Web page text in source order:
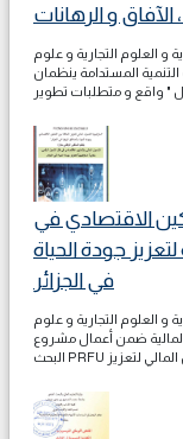
الآفاق و الرهانات
و العلوم التجارية و علوم
المستدامة ينظمان
الاقتصادي في
جودة الحياة
في الجزائر
و العلوم التجارية و علوم
المالية ضمن أعمال مشروع